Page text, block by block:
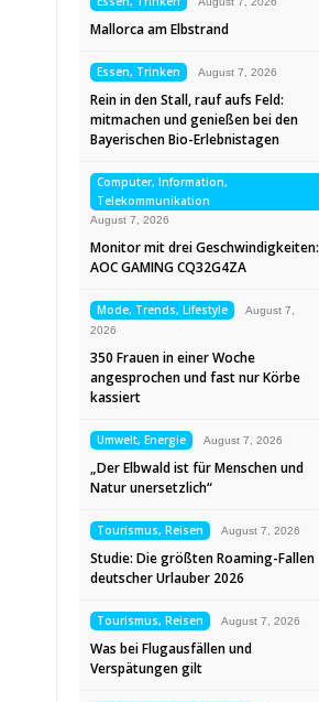
Mallorca am Elbstrand
Essen, Trinken August 7, 2026
Rein in den Stall, rauf aufs Feld:
mitmachen und genießen bei den
Bayerischen Bio-Erlebnistagen
Computer, Information,
Telekommunikation
August 7, 2026
Monitor mit drei Geschwindigkeiten:
AOC GAMING CQ32G4ZA
Mode, Trends, Lifestyle
August 7,
2026
350 Frauen in einer Woche
angesprochen und fast nur Körbe
kassiert
Umwelt, Energie August 7, 2026
„Der Elbwald ist für Menschen und
Natur unersetzlich“
Tourismus, Reisen August 7, 2026
Studie: Die größten Roaming-Fallen
deutscher Urlauber 2026
Tourismus, Reisen August 7, 2026
Was bei Flugausfällen und
Verspätungen gilt